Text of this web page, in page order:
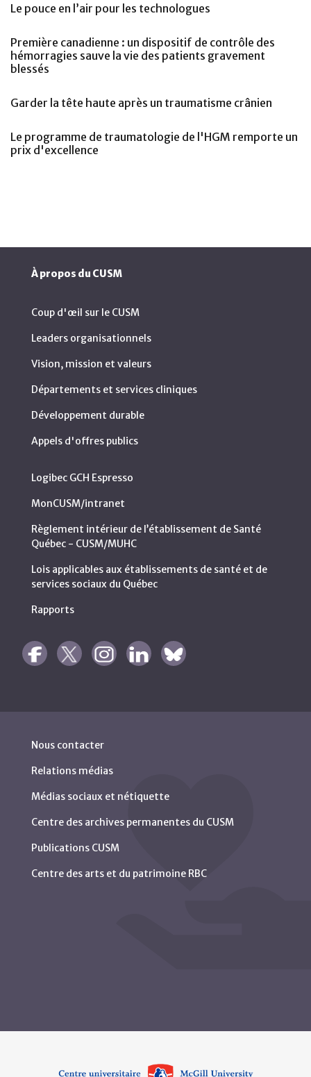
Le pouce en l’air pour les technologues
Première canadienne : un dispositif de contrôle des
hémorragies sauve la vie des patients gravement
blessés
Garder la tête haute après un traumatisme crânien
Le programme de traumatologie de l'HGM remporte un
prix d'excellence
À propos du CUSM
Coup d'œil sur le CUSM
Leaders organisationnels
Vision, mission et valeurs
Départements et services cliniques
Développement durable
Appels d'offres publics
Logibec GCH Espresso
MonCUSM/intranet
Règlement intérieur de l’établissement de Santé
Québec - CUSM/MUHC
Lois applicables aux établissements de santé et de
services sociaux du Québec
Rapports
Nous contacter
Relations médias
Médias sociaux et nétiquette
Centre des archives permanentes du CUSM
Publications CUSM
Centre des arts et du patrimoine RBC